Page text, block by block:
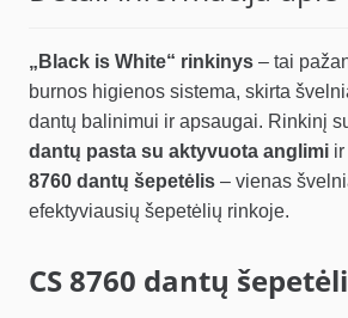
„Black is White“ rinkinys – tai
burnos higienos sistema, skirta
dantų balinimui ir apsaugai. Rinkinį
dantų pasta su aktyvuota anglimi ir
8760 dantų šepetėlis – vienas
efektyviausių šepetėlių rinkoje.
CS 8760 dantų